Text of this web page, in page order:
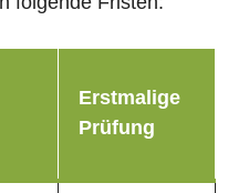
Erstmalige
Prüfung